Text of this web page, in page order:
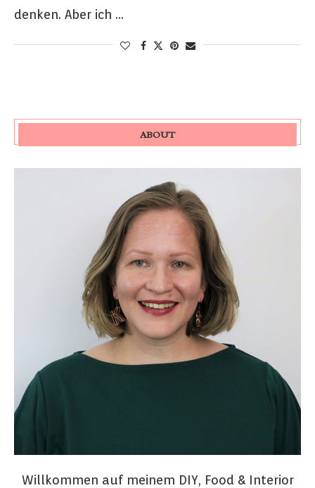
denken. Aber ich …
ABOUT
Willkommen auf meinem DIY, Food & Interior